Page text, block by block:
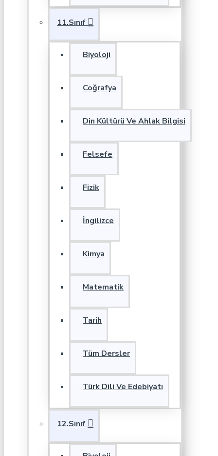
11.Sınıf
Biyoloji
Coğrafya
Din Kültürü Ve Ahlak Bilgisi
Felsefe
Fizik
İngilizce
Kimya
Matematik
Tarih
Tüm Dersler
Türk Dili Ve Edebiyatı
12.Sınıf